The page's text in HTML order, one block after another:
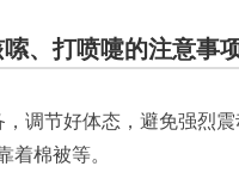
、打喷嚏的注意事
，调节好体态，避免强烈
着棉被等。